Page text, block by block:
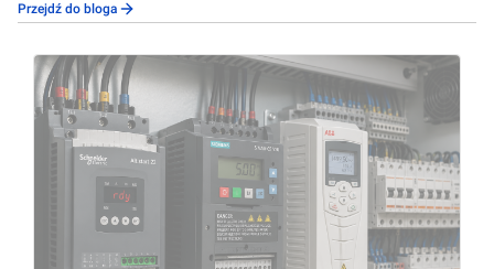
Przejdź do bloga